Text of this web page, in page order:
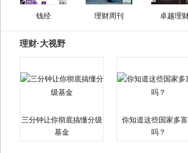
钱经 理财周刊 卓越理
理财·大视野
三分钟让你彻底搞懂分级
基金
你知道这些国家多
吗？